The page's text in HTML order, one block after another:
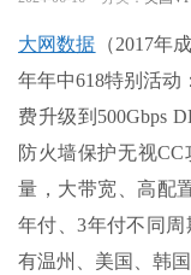
大网数据 （2017年
年年中618特别活动
费升级到500Gbps
防火墙保护无视
量，大带宽、高配
年付、3年付不同
有温州、美国、韩